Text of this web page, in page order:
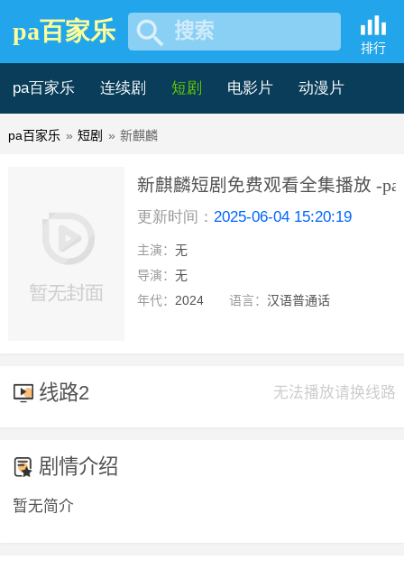
pa百家乐 搜索
排行
pa百家乐 连续剧 短剧 电影片 动漫片
记录片 综艺片
pa百家乐 » 短剧 » 新麒麟
新麒麟短剧免费观看全集播放 -
更新时间： 2025-06-04 15:20:19
主演： 无
导演： 无
年代： 2024 语言： 汉语普通话
线路2 无法播放请换线路
剧情介绍
暂无简介